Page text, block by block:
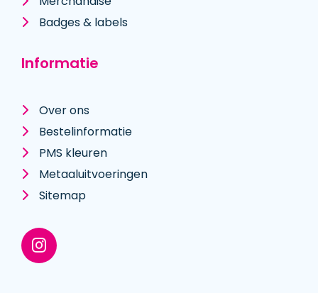
Badges & labels
Informatie
Over ons
Bestelinformatie
PMS kleuren
Metaal­uitvoeringen
Sitemap